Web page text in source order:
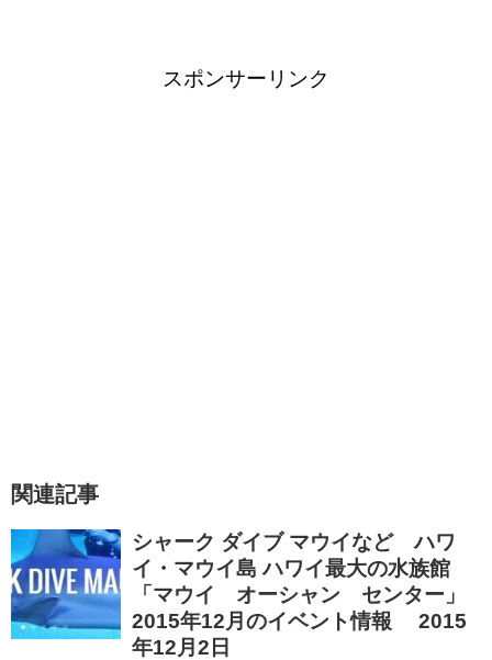
スポンサーリンク
関連記事
シャーク ダイブ マウイなど ハワ
イ・マウイ島 ハワイ最大の水族館
「マウイ オーシャン センター」
2015年12月のイベント情報 2015
年12月2日